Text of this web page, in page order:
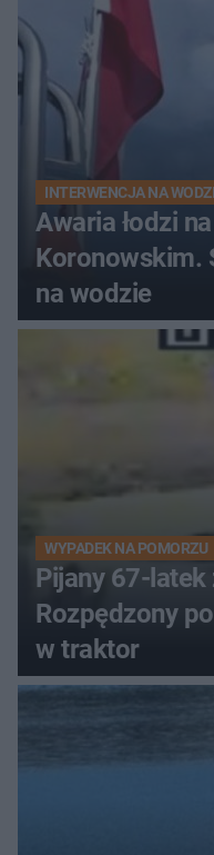
INTERWENCJA NA
Awaria łodzi
Koronowskim.
na wodzie
WYPADEK NA POMORZU
Pijany 67-
Rozpędzony
w traktor